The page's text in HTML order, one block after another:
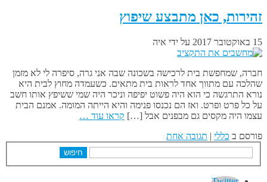
זהירות, כאן מתבצע שיפוץ
15 באוקטובר 2017 על ידי איה
חברה, שמחפשת בית לרכישה בשכונה שבה אני גרה, סיפרה לי לא מזמן
שהלכה עם מתווך אחד לראות בית מתאים. כשעמדה מחוץ לבית היא
נורא התרגשה כי הוא היה פשוט יפיפה וניכר היה שמי ששיפץ אותו חשב
על כל פרט ופרט. ואז הם נכנסו פנימה והיא הייתה המומה. אמנם הבית
עצמו היה מקסים גם מבפנים אבל […] קראו עוד …
פורסם ב כללי | תגובה אחת
חיפוש